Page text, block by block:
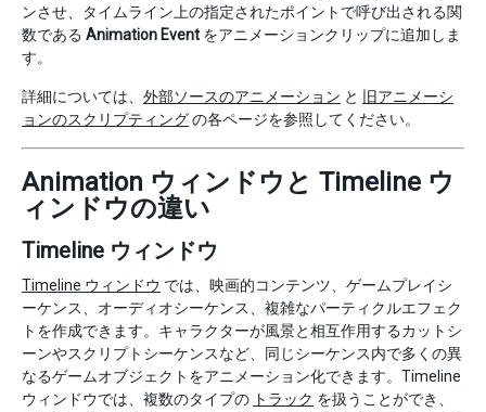
ンさせ、タイムライン上の指定されたポイントで呼び出される関
数である Animation Event をアニメーションクリップに追加しま
す。
詳細については、 外部ソースのアニメーション と
旧アニメーシ
ョンのスクリプティングの各ページを参照してください。
Animation ウィンドウと Timeline ウ
ィンドウの違い
Timeline ウィンドウ
Timeline ウィンドウ では、映画的コンテンツ、ゲームプレイシ
ーケンス、オーディオシーケンス、複雑なパーティクルエフェク
トを作成できます。キャラクターが風景と相互作用するカットシ
ーンやスクリプトシーケンスなど、同じシーケンス内で多くの異
なるゲームオブジェクトをアニメーション化できます。Timeline
ウィンドウでは、複数のタイプの トラック を扱うことができ、